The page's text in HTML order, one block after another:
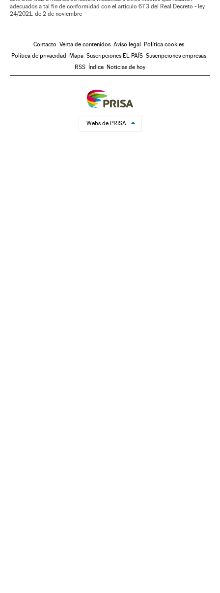
adecuados a tal fin de conformidad con el artículo 67.3 del Real Decreto - ley
24/2021, de 2 de noviembre
Contacto Venta de contenidos Aviso legal
Política cookies
Política de privacidad
Mapa Suscripciones EL PAÍS Suscripciones empresas
RSS
Índice Noticias de hoy
Webs de PRISA